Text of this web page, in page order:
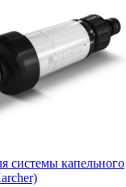
системы капельного